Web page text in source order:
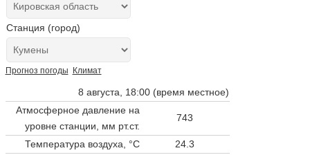
Станция (город)
Прогноз погоды Климат
8 августа, 18:00 (время местное)
Атмосферное давление на
уровне станции, мм рт.ст.
743
Температура воздуха, °C
24.3